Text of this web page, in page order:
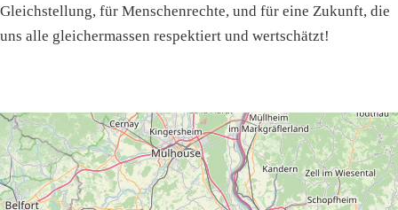
Gleichstellung, für Menschenrechte, und für eine Zukunft, die
uns alle gleichermassen respektiert und wertschätzt!